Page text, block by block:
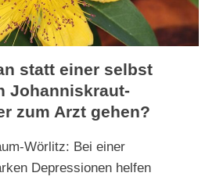
statt einer selbst
Johanniskraut-
zum Arzt gehen?
Wörlitz: Bei einer
Depressionen helfen